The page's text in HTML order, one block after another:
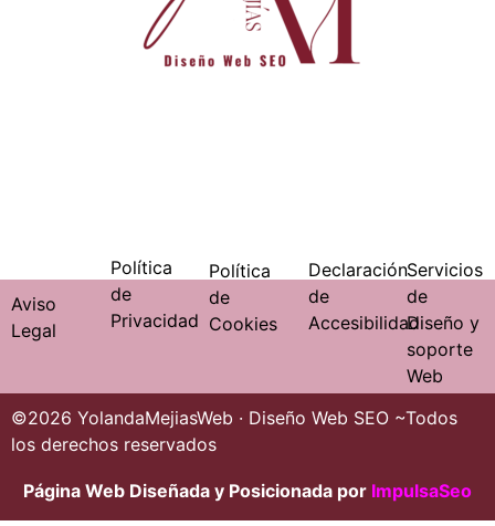
Aviso
Legal
Política
de
Privacidad
Política
de
Cookies
Declaración
de
Accesibilidad
Servicios
de
Diseño y
soporte
Web
©2026 YolandaMejiasWeb · Diseño Web SEO ~Todos
los derechos reservados
Página Web Diseñada y Posicionada por ImpulsaSeo